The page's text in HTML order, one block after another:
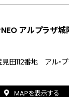
アルプラザ
田112番地 アル・
MAPを表示する